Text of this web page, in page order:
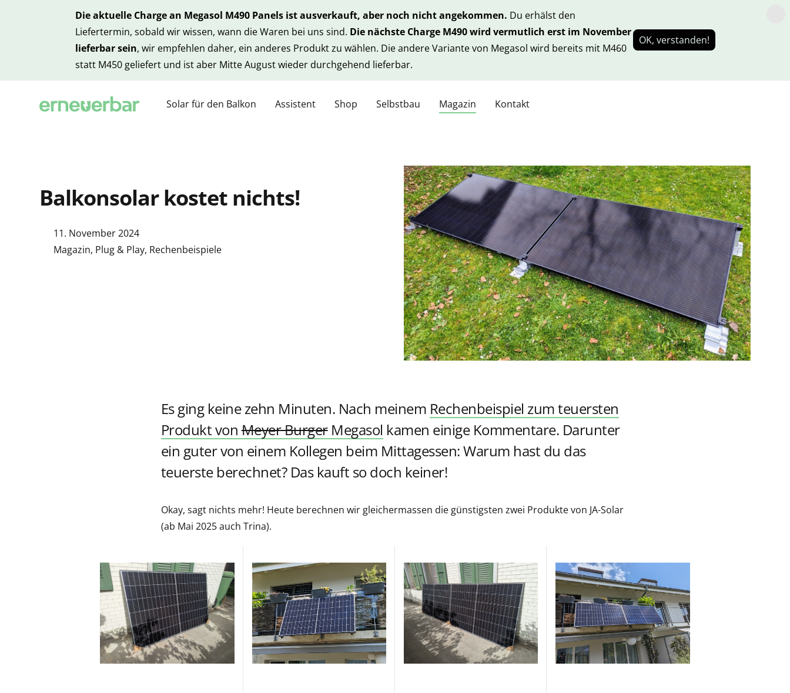
Die aktuelle Charge an Megasol M490 Panels ist ausverkauft, aber noch nicht angekommen. Du erhälst den
Liefertermin, sobald wir wissen, wann die Waren bei uns sind. Die nächste Charge M490 wird vermutlich erst im November
lieferbar sein, wir empfehlen daher, ein anderes Produkt zu wählen. Die andere Variante von Megasol wird bereits mit M460
statt M450 geliefert und ist aber Mitte August wieder durchgehend lieferbar.
OK, verstanden!
Solar für den Balkon Assistent Shop Selbstbau Magazin Kontakt
Balkonsolar kostet nichts!
11. November 2024
Magazin, Plug & Play, Rechenbeispiele
Es ging keine zehn Minuten. Nach meinem Rechenbeispiel zum teuersten
Produkt vonMeyer BurgerMegasol kamen einige Kommentare. Darunter
ein guter von einem Kollegen beim Mittagessen: Warum hast du das
teuerste berechnet? Das kauft so doch keiner!
Okay, sagt nichts mehr! Heute berechnen wir gleichermassen die günstigsten zwei Produkte von JA-Solar
(ab Mai 2025 auch Trina).